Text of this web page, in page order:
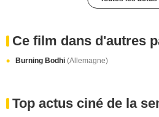
Ce film dans d'autres
Burning Bodhi (Allemagne)
Top actus ciné de la